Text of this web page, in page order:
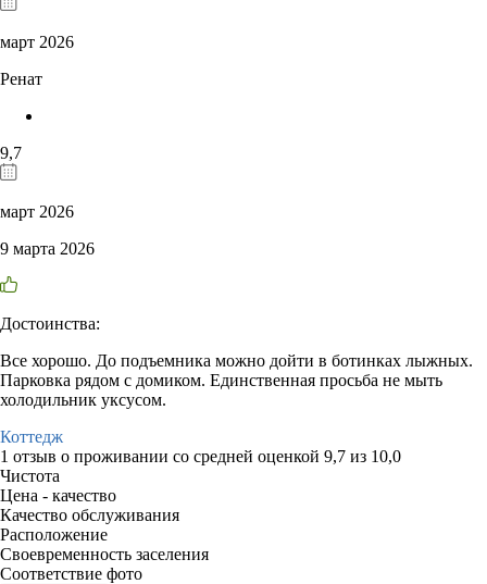
март 2026
Ренат
9,7
март 2026
9 марта 2026
Достоинства:
Все хорошо. До подъемника можно дойти в ботинках лыжных.
Парковка рядом с домиком. Единственная просьба не мыть
холодильник уксусом.
Коттедж
1 отзыв о проживании со средней оценкой 9,7 из 10,0
Чистота
Цена - качество
Качество обслуживания
Расположение
Своевременность заселения
Соответствие фото